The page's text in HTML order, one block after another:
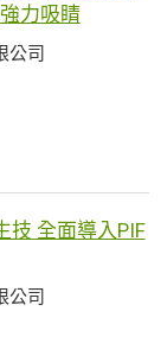
力吸睛
公司
技 全面導入PIF
公司